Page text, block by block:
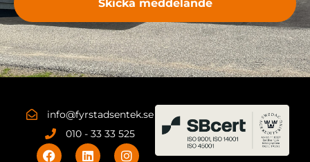
Skicka meddelande
info@fyrstadsentek.se
010 - 33 33 525